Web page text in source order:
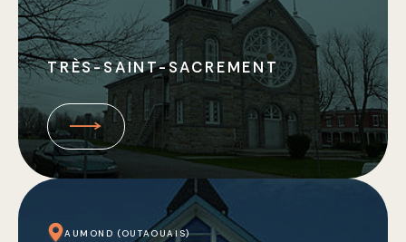
TRÈS-SAINT-SACREMENT
AUMOND (OUTAOUAIS)